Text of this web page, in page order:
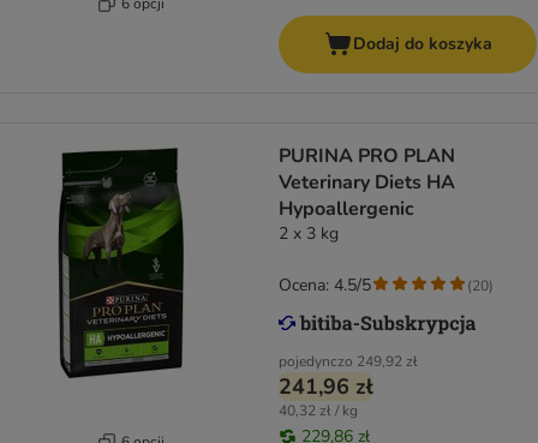
Dodaj do koszyka
PURINA PRO PLAN
Veterinary Diets HA
Hypoallergenic
2 x 3 kg
pojedynczo 249,92 zł
241,96 zł
40,32 zł / kg
229,86 zł
Ocena: 4.5/5 (20)